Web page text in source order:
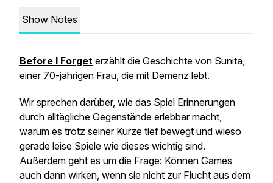
Show Notes
Before I Forget erzählt die Geschichte von Sunita,
einer 70-jährigen Frau, die mit Demenz lebt.
Wir sprechen darüber, wie das Spiel Erinnerungen
durch alltägliche Gegenstände erlebbar macht,
warum es trotz seiner Kürze tief bewegt und wieso
gerade leise Spiele wie dieses wichtig sind.
Außerdem geht es um die Frage: Können Games
auch dann wirken, wenn sie nicht zur Flucht aus dem